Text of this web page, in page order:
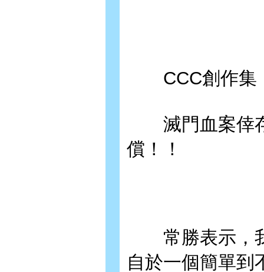
CCC創作集
滅門血案倖存
償！！
常勝表示，我
自於一個簡單到